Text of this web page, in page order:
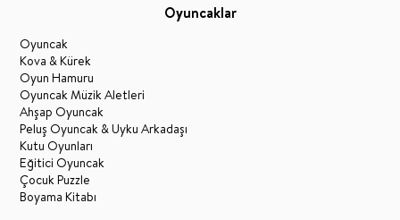
Oyuncaklar
Oyuncak
Kova & Kürek
Oyun Hamuru
Oyuncak Müzik Aletleri
Ahşap Oyuncak
Peluş Oyuncak & Uyku Arkadaşı
Kutu Oyunları
Eğitici Oyuncak
Çocuk Puzzle
Boyama Kitabı